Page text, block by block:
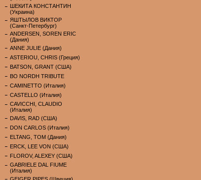
ШЕКИТА КОНСТАНТИН
(Украина)
ЯШТЫЛОВ ВИКТОР
(Санкт-Петербург)
ANDERSEN, SOREN ERIC
(Дания)
ANNE JULIE (Дания)
ASTERIOU, CHRIS (Греция)
BATSON, GRANT (США)
BO NORDH TRIBUTE
CAMINETTO (Италия)
CASTELLO (Италия)
CAVICCHI, CLAUDIO
(Италия)
DAVIS, RAD (США)
DON CARLOS (Италия)
ELTANG, TOM (Дания)
ERCK, LEE VON (США)
FLOROV, ALEXEY (США)
GABRIELE DAL FIUME
(Италия)